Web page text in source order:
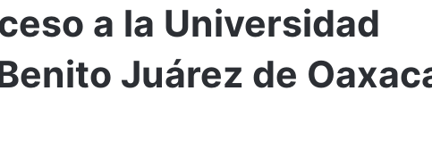
a la Universidad
Juárez de